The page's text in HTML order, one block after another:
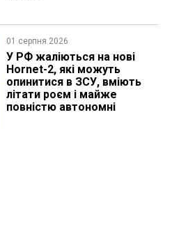
01 серпня 2026
У РФ жаліються на нові
Hornet-2, які можуть
опинитися в ЗСУ, вміють
літати роєм і майже
повністю автономні